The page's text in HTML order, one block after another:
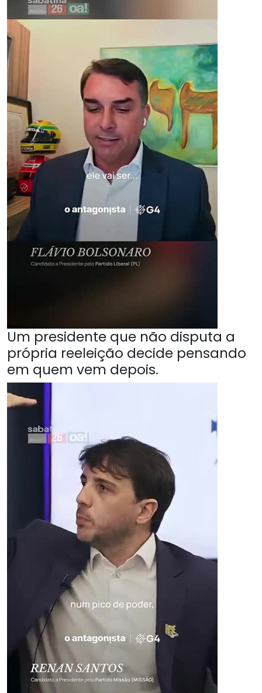
Um presidente que não disputa a
própria reeleição decide pensando
em quem vem depois.